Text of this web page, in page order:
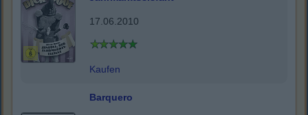
17.06.2010
Kaufen
Barquero